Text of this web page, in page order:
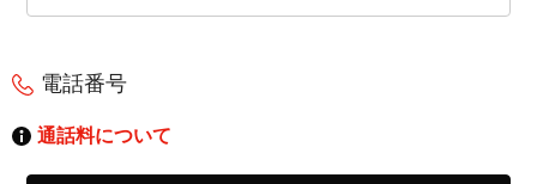
電話番号
通話料について